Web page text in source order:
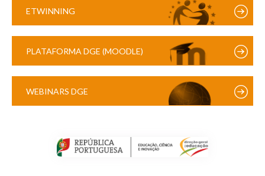
ETWINNING
PLATAFORMA DGE (MOODLE)
WEBINARS DGE